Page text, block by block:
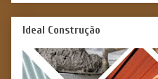
Ideal Construção